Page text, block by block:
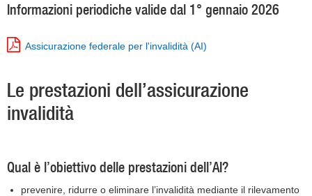
Informazioni periodiche valide dal 1° gennaio 2026
Assicurazione federale per l'invalidità (AI)
Le prestazioni dell’assicurazione
invalidità
Qual è l’obiettivo delle prestazioni dell’AI?
prevenire, ridurre o eliminare l’invalidità mediante il rilevamento